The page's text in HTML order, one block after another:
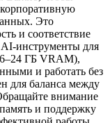
Это
и соответствие
AI-инструменты для
ГБ VRAM),
и работать без
для баланса между
внимание
и поддержку